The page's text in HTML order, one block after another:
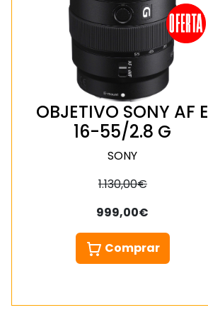
OBJETIVO SONY AF E
16-55/2.8 G
SONY
1.130,00€
999,00€
Comprar